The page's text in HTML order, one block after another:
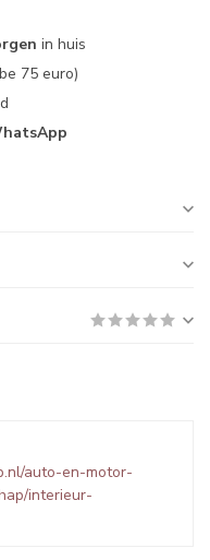
in huis
75 euro)
auto-en-motor-
interieur-